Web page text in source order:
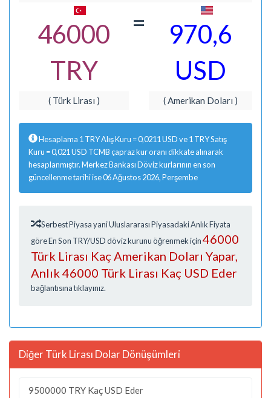
46000
TRY
=
970,6
USD
( Türk Lirası ) ( Amerikan Doları )
Hesaplama 1 TRY Alış Kuru = 0,0211 USD ve 1 TRY Satış
Kuru = 0,021 USD TCMB çapraz kur oranı dikkate alınarak
hesaplanmıştır. Merkez Bankası Döviz kurlarının en son
güncellenme tarihi ise 06 Ağustos 2026, Perşembe
Serbest Piyasa yani Uluslararası Piyasadaki Anlık Fiyata
göre En Son TRY/USD döviz kurunu öğrenmek için46000
Türk Lirası Kaç Amerikan Doları Yapar,
Anlık 46000 Türk Lirası Kaç USD Eder
bağlantısına tıklayınız.
Diğer Türk Lirası Dolar Dönüşümleri
9500000 TRY Kaç USD Eder